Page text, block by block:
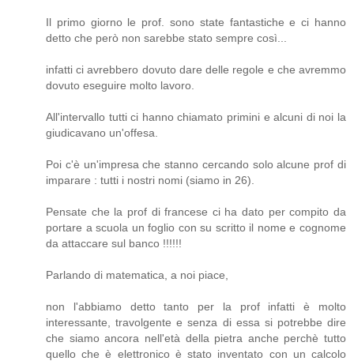
Il primo giorno le prof. sono state fantastiche e ci hanno
detto che però non sarebbe stato sempre così...
infatti ci avrebbero dovuto dare delle regole e che avremmo
dovuto eseguire molto lavoro.
All'intervallo tutti ci hanno chiamato primini e alcuni di noi la
giudicavano un'offesa.
Poi c'è un'impresa che stanno cercando solo alcune prof di
imparare : tutti i nostri nomi (siamo in 26).
Pensate che la prof di francese ci ha dato per compito da
portare a scuola un foglio con su scritto il nome e cognome
da attaccare sul banco !!!!!!
Parlando di matematica, a noi piace,
non l'abbiamo detto tanto per la prof infatti è molto
interessante, travolgente e senza di essa si potrebbe dire
che siamo ancora nell'età della pietra anche perchè tutto
quello che è elettronico è stato inventato con un calcolo